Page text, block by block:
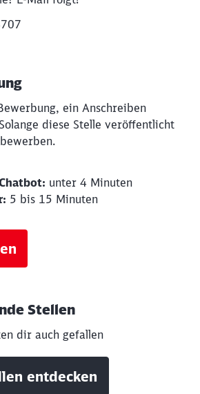
ein Anschreiben
diese Stelle veröffentlicht
unter 4 Minuten
5 bis 15 Minuten
Stellen
dir auch gefallen
entdecken
zuweitergeleitet